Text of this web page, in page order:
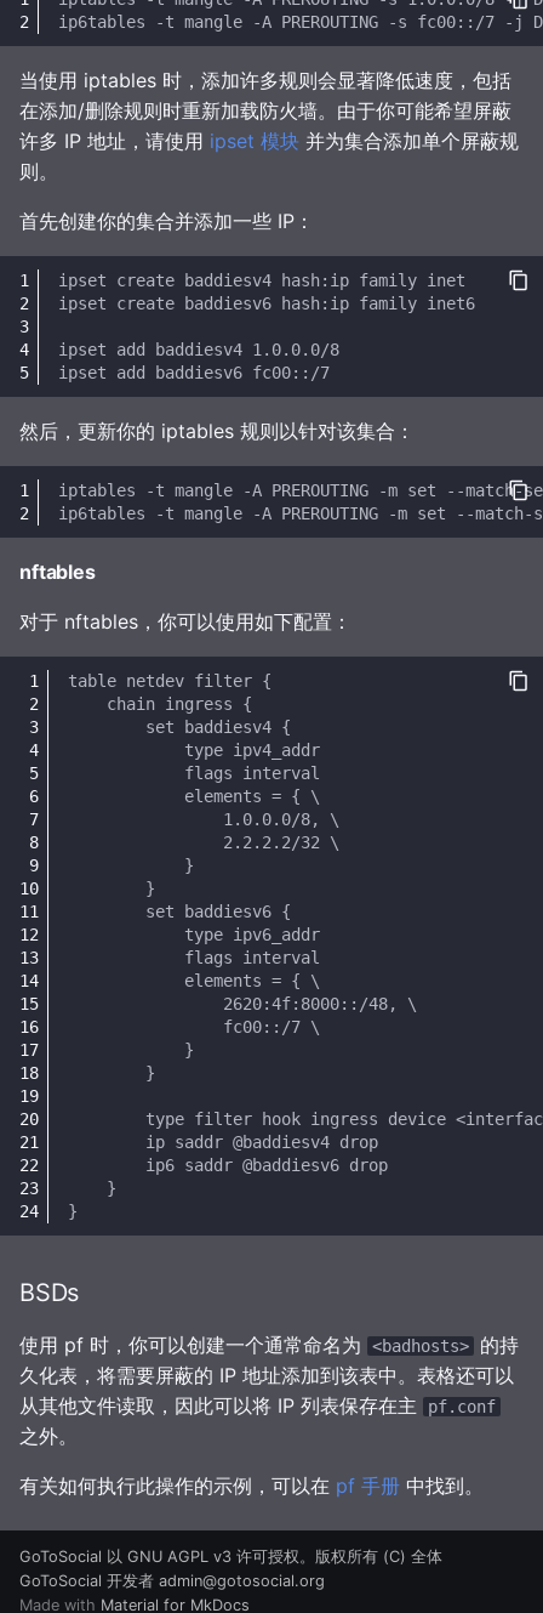
当使用 iptables 时，添加许多规则会显著降低速度，包括
在添加/删除规则时重新加载防火墙。由于你可能希望屏蔽
许多 IP 地址，请使用 ipset 模块 并为集合添加单个屏蔽规
则。
首先创建你的集合并添加一些 IP：
然后，更新你的 iptables 规则以针对该集合：
nftables
对于 nftables，你可以使用如下配置：
BSDs
使用 pf 时，你可以创建一个通常命名为 <badhosts>
的持
久化表，将需要屏蔽的 IP 地址添加到该表中。表格还可以
从其他文件读取，因此可以将 IP 列表保存在主
pf.conf
之外。
有关如何执行此操作的示例，可以在 pf 手册 中找到。
GoToSocial 以 GNU AGPL v3 许可授权。版权所有 (C) 全体
GoToSocial 开发者 admin@gotosocial.org
Made with Material for MkDocs